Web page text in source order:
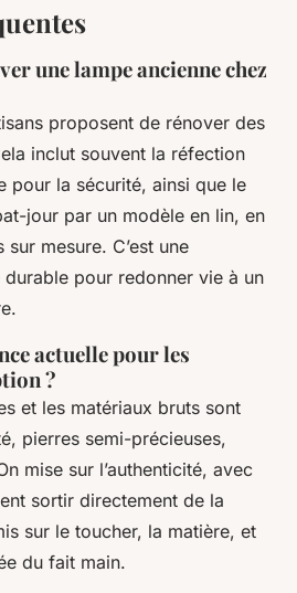
une lampe ancienne chez
proposent de rénover des
inclut souvent la réfection
pour la sécurité, ainsi que le
jour par un modèle en lin, en
mesure. C’est une
pour redonner vie à un
actuelle pour les
?
et les matériaux bruts sont
pierres semi-précieuses,
mise sur l’authenticité, avec
sortir directement de la
sur le toucher, la matière, et
du fait main.